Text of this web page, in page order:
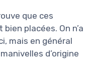
que ces
placées. On n’a
mais en général
d’origine